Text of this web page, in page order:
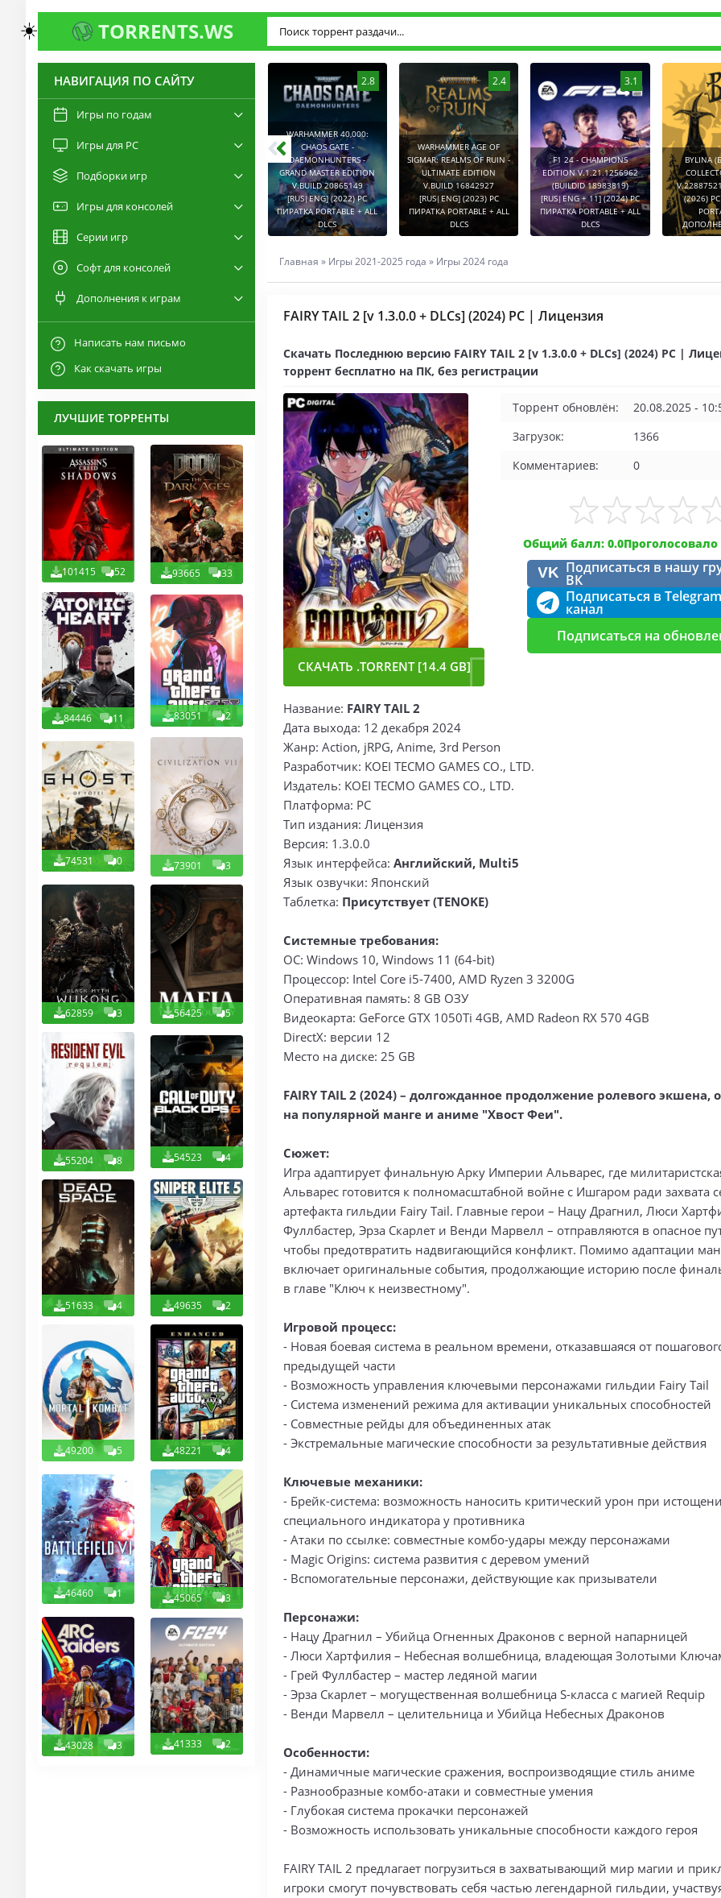
TORRENTS.WS
НАВИГАЦИЯ ПО САЙТУ
Игры по годам
Игры для PC
Подборки игр
Игры для консолей
Серии игр
Софт для консолей
Дополнения к играм
Написать нам письмо
Как скачать игры
ЛУЧШИЕ ТОРРЕНТЫ
101415 52 93665 33
84446 11 83051 2
74531 0 73901 3
62859 3 56425 5
55204 8 54523 4
51633 4 49635 2
49200 5 48221 4
46460 1 45065 3
43028 3 41333 2
3.0
RESIDENT EVIL 9:
REQUIEM - DELUXE
EDITION V.BUILD
(2026) PC ПИРАТКА
[RUS|ENG] (2026) PC
2.8
WARHAMMER 40,000:
CHAOS GATE -
DAEMONHUNTERS -
GRAND MASTER EDITION
V.BUILD 20865149
[RUS|ENG] (2022) PC
ПИРАТКА PORTABLE + ALL
DLCS
2.4
WARHAMMER AGE OF
SIGMAR: REALMS OF RUIN -
ULTIMATE EDITION
V.BUILD 16842927
[RUS|ENG] (2023) PC
ПИРАТКА PORTABLE + ALL
DLCS
3.1
F1 24 - CHAMPIONS
EDITION V.1.21.1256962
(BUILDID 18983819)
[RUS|ENG + 11] (2024) PC
ПИРАТКА PORTABLE + ALL
DLCS
BYLINA
(2026)
Главная » Игры 2021-2025 года » Игры 2024 года
FAIRY TAIL 2 [v 1.3.0.0 + DLCs] (2024) PC | Лицензия
Скачать Последнюю версию FAIRY TAIL 2 [v 1.3.0.0 + DLCs] (2024) PC |
торрент бесплатно на ПК, без регистрации
СКАЧАТЬ .TORRENT [14.4 GB]
Торрент обновлён:
20.08.2025 -
Загрузок:
1366
Комментариев:
0
Общий балл: 0.0
VK Подписаться в нашу
ВК
Подписаться в Telegram
канал
Подписаться на
Название: FAIRY TAIL 2
Дата выхода: 12 декабря 2024
Жанр: Action, jRPG, Anime, 3rd Person
Разработчик: KOEI TECMO GAMES CO., LTD.
Издатель: KOEI TECMO GAMES CO., LTD.
Платформа: PC
Тип издания: Лицензия
Версия: 1.3.0.0
Язык интерфейса: Английский, Multi5
Язык озвучки: Японский
Таблетка: Присутствует (TENOKE)
Системные требования:
ОС: Windows 10, Windows 11 (64-bit)
Процессор: Intel Core i5-7400, AMD Ryzen 3 3200G
Оперативная память: 8 GB ОЗУ
Видеокарта: GeForce GTX 1050Ti 4GB, AMD Radeon RX 570 4GB
DirectX: версии 12
Место на диске: 25 GB
FAIRY TAIL 2 (2024) – долгожданное продолжение ролевого экшена,
на популярной манге и аниме "Хвост Феи".
Сюжет:
Игра адаптирует финальную Арку Империи Альварес, где
Альварес готовится к полномасштабной войне с Ишгаром ради захвата
артефакта гильдии Fairy Tail. Главные герои – Нацу Драгнил, Люси
Фуллбастер, Эрза Скарлет и Венди Марвелл – отправляются в опасное
чтобы предотвратить надвигающийся конфликт. Помимо адаптации
включает оригинальные события, продолжающие историю после
в главе "Ключ к неизвестному".
Игровой процесс:
- Новая боевая система в реальном времени, отказавшаяся от
предыдущей части
- Возможность управления ключевыми персонажами гильдии Fairy Tail
- Система изменений режима для активации уникальных способностей
- Совместные рейды для объединенных атак
- Экстремальные магические способности за результативные действия
Ключевые механики:
- Брейк-система: возможность наносить критический урон при
специального индикатора у противника
- Атаки по ссылке: совместные комбо-удары между персонажами
- Magic Origins: система развития с деревом умений
- Вспомогательные персонажи, действующие как призыватели
Персонажи:
- Нацу Драгнил – Убийца Огненных Драконов с верной напарницей
- Люси Хартфилия – Небесная волшебница, владеющая Золотыми
- Грей Фуллбастер – мастер ледяной магии
- Эрза Скарлет – могущественная волшебница S-класса с магией Requip
- Венди Марвелл – целительница и Убийца Небесных Драконов
Особенности:
- Динамичные магические сражения, воспроизводящие стиль аниме
- Разнообразные комбо-атаки и совместные умения
- Глубокая система прокачки персонажей
- Возможность использовать уникальные способности каждого героя
FAIRY TAIL 2 предлагает погрузиться в захватывающий мир магии и
игроки смогут почувствовать себя частью легендарной гильдии,
☀️